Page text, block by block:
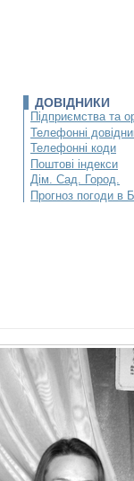
ДОВІДНИКИ
Підприємства та
Телефонні
Телефонні коди
Поштові індекси
Дім. Сад. Город.
Прогноз погоди в